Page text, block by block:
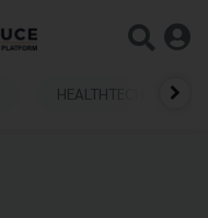
HEALTHTECH